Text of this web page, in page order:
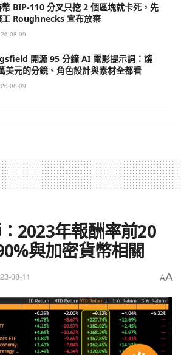
幣 BIP-110 分叉只挖 2 個區塊就卡死，先
工 Roughnecks 宣布放棄
08-09
開源 95 分鐘 AI 電影提示詞：燒
美元的分鏡、角色設計與素材全都看
08-09
2023年報酬率前20
與加密貨幣相關
08-11 AA